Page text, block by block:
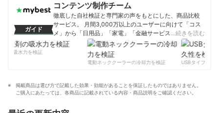
ガイド
コンテンツ制作チーム
徹底した自社検証と専門家の声をもとにした、商品比較
サービス。 月間3,000万以上のユーザーに向けて「コス
メ」から「日用品」「家電」「金融サービス」まで、ベ
ストな商品を選んでもらうために、毎日コンテンツを制
コンテンツ制作チームのプロフィール
…続きを読む
の吸水力を検証
電動ネッククーラーの冷却力を検証
USBタイプCケー
掲載商品は選び方で記載した効果・効能があることを保証したものではありません。
ご購入にあたっては、各商品に記載されている内容・商品説明をご確認ください。